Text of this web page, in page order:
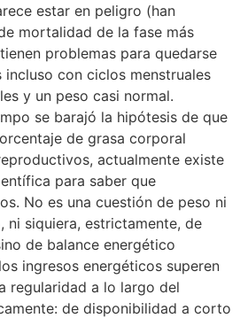
estar en peligro (han
mortalidad de la fase más
problemas para quedarse
incluso con ciclos menstruales
y un peso casi normal.
se barajó la hipótesis de que
de grasa corporal
actualmente existe
para saber que
No es una cuestión de peso ni
ni siquiera, estrictamente, de
de balance energético
ingresos energéticos superen
regularidad a lo largo del
de disponibilidad a corto